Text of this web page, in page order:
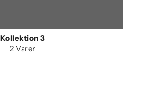
Kollektion 3
2 Varer